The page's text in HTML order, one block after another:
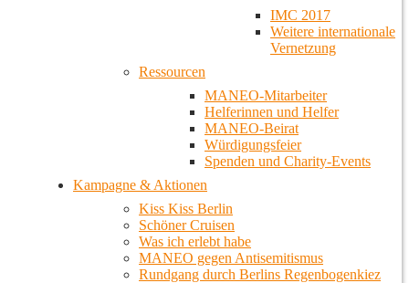
IMC 2017
Weitere internationale
Vernetzung
Ressourcen
MANEO-Mitarbeiter
Helferinnen und Helfer
MANEO-Beirat
Würdigungsfeier
Spenden und Charity-Events
Kampagne & Aktionen
Kiss Kiss Berlin
Schöner Cruisen
Was ich erlebt habe
MANEO gegen Antisemitismus
Rundgang durch Berlins Regenbogenkiez